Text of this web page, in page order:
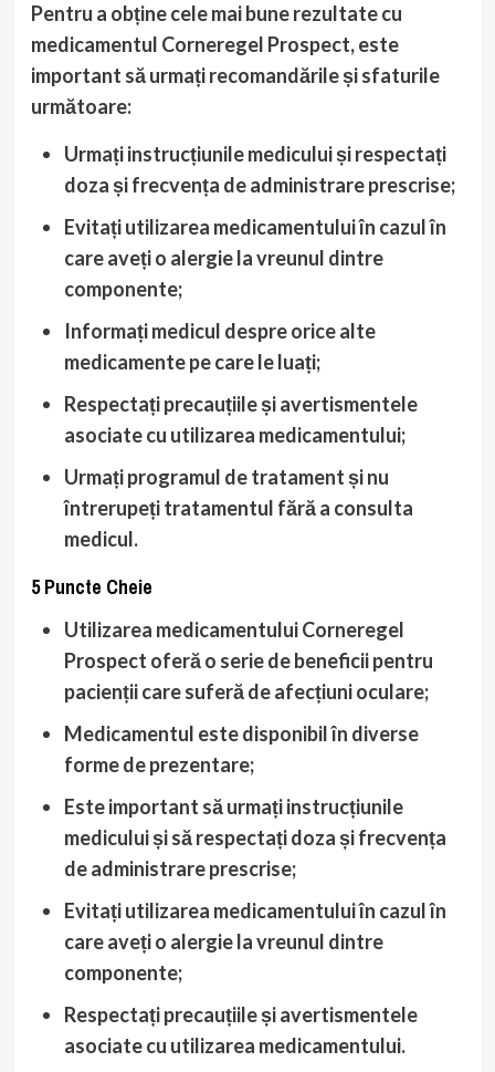
Pentru a obține cele mai bune rezultate cu
medicamentul Corneregel Prospect, este
important să urmați recomandările și sfaturile
următoare:
Urmați instrucțiunile mediculuiși respectați
doza și frecvența de administrare prescrise;
Evitați utilizarea medicamentuluiîn cazul în
care aveți o alergie la vreunul dintre
componente;
Informați medicul despre orice alte
medicamente pe care le luați;
Respectați precauțiile și avertismentele
asociate cu utilizarea medicamentului;
Urmați programul de tratamentși nu
întrerupeți tratamentul fără a consulta
medicul.
5 Puncte Cheie
Utilizarea medicamentului Corneregel
Prospect oferă o serie de beneficii pentru
pacienții care suferă de afecțiuni oculare;
Medicamentul este disponibil în diverse
forme de prezentare;
Este important să urmați instrucțiunile
medicului și să respectați doza și frecvența
de administrare prescrise;
Evitați utilizarea medicamentului în cazul în
care aveți o alergie la vreunul dintre
componente;
Respectați precauțiile și avertismentele
asociate cu utilizarea medicamentului.